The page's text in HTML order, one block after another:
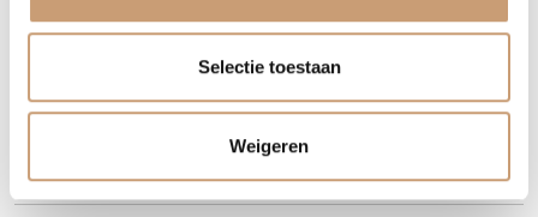
Selectie toestaan
Weigeren
Hoekbanken
Barbanken